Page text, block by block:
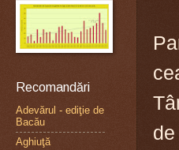
Recomandări
Adevărul - ediţie de
Bacău
Aghiuţă